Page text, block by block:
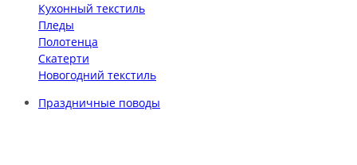
Кухонный текстиль
Пледы
Полотенца
Скатерти
Новогодний текстиль
Праздничные поводы